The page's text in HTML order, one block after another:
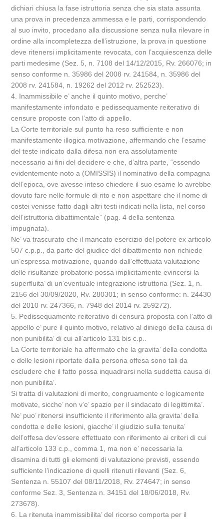
dichiari chiusa la fase istruttoria senza che sia stata assunta
una prova in precedenza ammessa e le parti, corrispondendo
al suo invito, procedano alla discussione senza nulla rilevare in
ordine alla incompletezza dell’istruzione, la prova in questione
deve ritenersi implicitamente revocata, con l’acquiescenza delle
parti medesime (Sez. 5, n. 7108 del 14/12/2015, Rv. 266076; in
senso conforme n. 35986 del 2008 rv. 241584, n. 35986 del
2008 rv. 241584, n. 19262 del 2012 rv. 252523).
4. Inammissibile e’ anche il quinto motivo, perche’
manifestamente infondato e pedissequamente reiterativo di
censure proposte con l’atto di appello.
La Corte territoriale sul punto ha reso sufficiente e non
manifestamente illogica motivazione, affermando che l’esame
del teste indicato dalla difesa non era assolutamente
necessario ai fini del decidere e che, d’altra parte, “essendo
evidentemente noto a (OMISSIS) il nominativo della compagna
dell’epoca, ove avesse inteso chiedere il suo esame lo avrebbe
dovuto fare nelle formule di rito e non aspettare che il nome di
costei venisse fatto dagli altri testi indicati nella lista, nel corso
dell’istruttoria dibattimentale” (pag. 4 della sentenza
impugnata).
Ne’ va trascurato che il mancato esercizio del potere ex articolo
507 c.p.p., da parte del giudice del dibattimento non richiede
un’espressa motivazione, quando dall’effettuata valutazione
delle risultanze probatorie possa implicitamente evincersi la
superfluita’ di un’eventuale integrazione istruttoria (Sez. 1, n.
2156 del 30/09/2020, Rv. 280301; in senso conforme: n. 24430
del 2010 rv. 247366, n. 7948 del 2014 rv. 259272).
5. Pedissequamente reiterativo di censura proposta con l’atto di
appello e’ pure il quinto motivo, relativo al diniego della causa di
non punibilita’ di cui all’articolo 131 bis c.p..
La Corte territoriale ha affermato che la gravita’ della condotta
e delle lesioni riportate dalla persona offesa sono tali da
escludere che il fatto possa inquadrarsi nella suddetta causa di
non punibilita’.
Si tratta di valutazioni di merito, congruamente e logicamente
motivate, sicche’ non v’e’ spazio per il sindacato di legittimita’.
Ne’ puo’ ritenersi insufficiente il riferimento alla gravita’ della
condotta e delle lesioni, giacche’ il giudizio sulla tenuita’
dell’offesa dev’essere effettuato con riferimento ai criteri di cui
all’articolo 133 c.p., comma 1, ma non e’ necessaria la
disamina di tutti gli elementi di valutazione previsti, essendo
sufficiente l’indicazione di quelli ritenuti rilevanti (Sez. 6,
Sentenza n. 55107 del 08/11/2018, Rv. 274647; in senso
conforme Sez. 3, Sentenza n. 34151 del 18/06/2018, Rv.
273678).
6. La ritenuta inammissibilita’ del ricorso comporta per il